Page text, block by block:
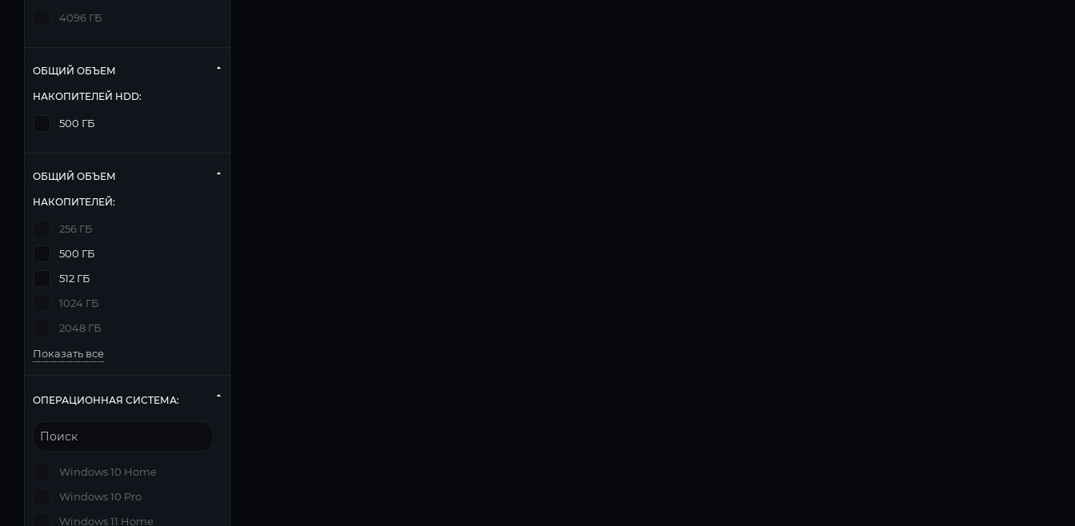
4096 ГБ
ОБЩИЙ ОБЪЕМ
НАКОПИТЕЛЕЙ HDD:
500 ГБ
ОБЩИЙ ОБЪЕМ
НАКОПИТЕЛЕЙ:
256 ГБ
500 ГБ
512 ГБ
1024 ГБ
2048 ГБ
Показать все
ОПЕРАЦИОННАЯ СИСТЕМА:
Windows 10 Home
Windows 10 Pro
Windows 11 Home